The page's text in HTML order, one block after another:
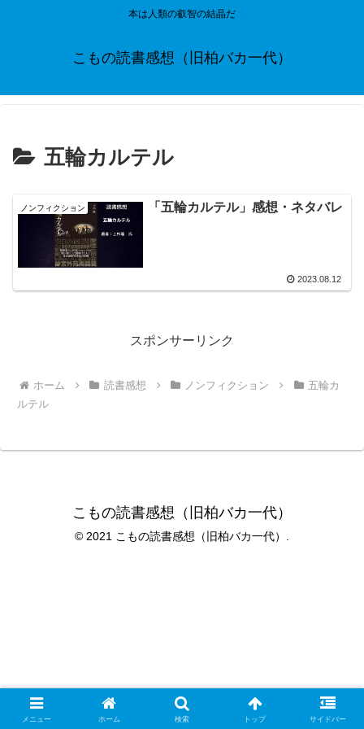
本は人類の叡智の結晶だ
こもの読書感想（旧柏バカ一代）
五輪カルテル
ノンフィクション 「五輪カルテル」感想・ネタバレ
2023.08.12
スポンサーリンク
ホーム 読書感想 ノンフィクション
五輪カ
ルテル
こもの読書感想（旧柏バカ一代）
© 2021 こもの読書感想（旧柏バカ一代）.
メニュー ホーム 検索 トップ サイドバー